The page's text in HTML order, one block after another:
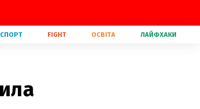
СПОРТ FIGHT ОСВІТА ЛАЙФХАКИ